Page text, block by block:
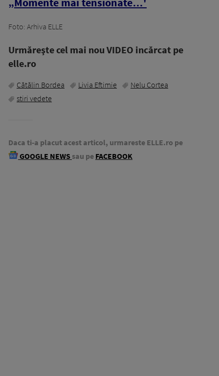
Foto: Arhiva ELLE
Urmăreşte cel mai nou VIDEO incărcat pe
elle.ro
Cătălin Bordea Livia Eftimie
Nelu Cortea
stiri vedete
Daca ti-a placut acest articol, urmareste ELLE.ro pe
GOOGLE NEWS sau pe FACEBOOK